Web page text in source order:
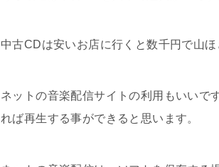
中古CDは安いお店に行くと数千円で山ほ
ネットの音楽配信サイトの利用もいいで
れば再生する事ができると思います。